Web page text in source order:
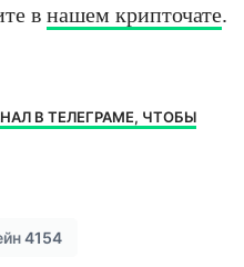
в нашем крипточате.
В ТЕЛЕГРАМЕ, ЧТОБЫ
4154